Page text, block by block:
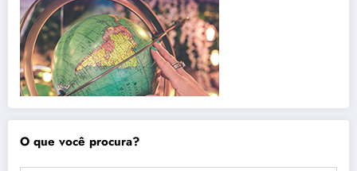
O que você procura?